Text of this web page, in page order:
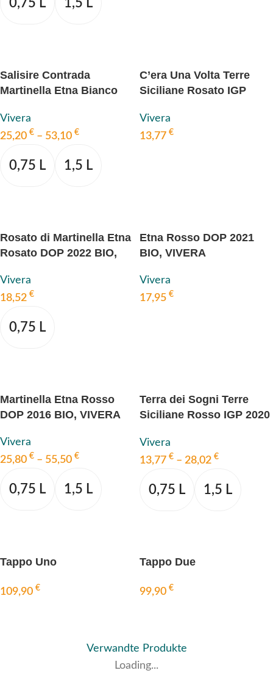
0,75 L 1,5 L
Salisire Contrada
Martinella Etna Bianco
Vivera
25,20 € – 53,10 €
0,75 L 1,5 L
C’era Una Volta Terre
Siciliane Rosato IGP
Vivera
13,77 €
Rosato di Martinella Etna
Rosato DOP 2022 BIO,
Vivera
18,52 €
0,75 L
Etna Rosso DOP 2021
BIO, VIVERA
Vivera
17,95 €
Martinella Etna Rosso
DOP 2016 BIO, VIVERA
Vivera
25,80 € – 55,50 €
0,75 L 1,5 L
Terra dei Sogni Terre
Siciliane Rosso IGP 2020
Vivera
13,77 € – 28,02 €
0,75 L 1,5 L
Tappo Uno
109,90 €
Tappo Due
99,90 €
Verwandte Produkte
Loading...